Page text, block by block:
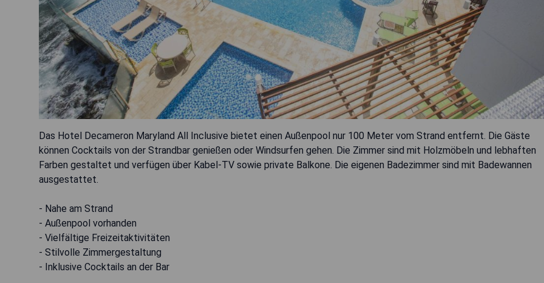
Das Hotel Decameron Maryland All Inclusive bietet einen Außenpool nur 100 Meter vom Strand entfernt. Die Gäste
können Cocktails von der Strandbar genießen oder Windsurfen gehen. Die Zimmer sind mit Holzmöbeln und lebhaften
Farben gestaltet und verfügen über Kabel-TV sowie private Balkone. Die eigenen Badezimmer sind mit Badewannen
ausgestattet.
- Nahe am Strand
- Außenpool vorhanden
- Vielfältige Freizeitaktivitäten
- Stilvolle Zimmergestaltung
- Inklusive Cocktails an der Bar